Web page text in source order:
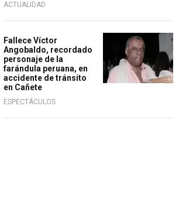
ACTUALIDAD
Fallece Víctor
Angobaldo, recordado
personaje de la
farándula peruana, en
accidente de tránsito
en Cañete
ESPECTÁCULOS